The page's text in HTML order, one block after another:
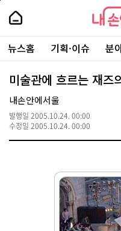
본
로
가
내
손
안
에
서
울
-
서
울
시
대
표
소
내
손
에
울
주
요
서
뉴스홈 기획·이슈 분
미술관에 흐르는 재즈
내손안에서울
발행일 2005.10.24. 00:00
수정일 2005.10.24. 00:00
페
상
단
로